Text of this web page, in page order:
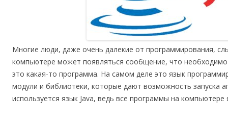
Многие люди, даже очень далекие от программирования,
компьютере может появляться сообщение, что
это какая-то программа. На самом деле это язык
модули и библиотеки, которые дают возможность запуска
используется язык Java, ведь все программы на